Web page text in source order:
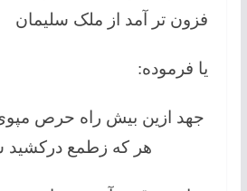
فزون تر آمد از ملک سلیمان
یا فرموده:
جهد ازین بیش راه
هر كه زطمع